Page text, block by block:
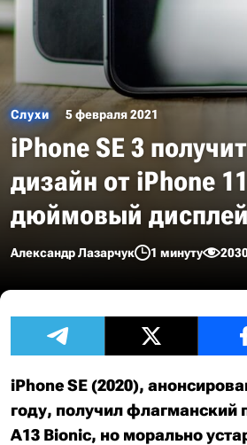
Слухи 5 февраля 2021
iPhone SE 3
дизайн от iPhone
дюймовый дисплей
Александр Лазарчук 1 минуту
iPhone SE (2020),
году, получил флагманский
A13 Bionic, но морально